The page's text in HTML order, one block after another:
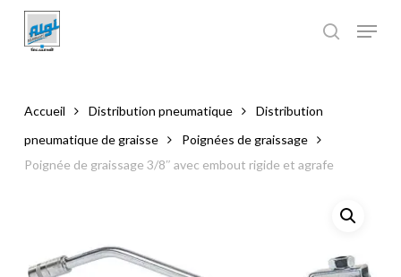
main
Accueil Distribution pneumatique
Distribution
pneumatique de graisse
Poignées de graissage
Poignée de graissage 3/8″ avec embout rigide et agrafe